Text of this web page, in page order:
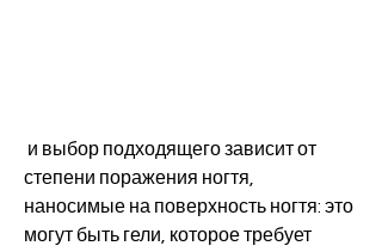
степени поражения ногтя,
наносимые на поверхность ногтя: это
могут быть гели, которое требует